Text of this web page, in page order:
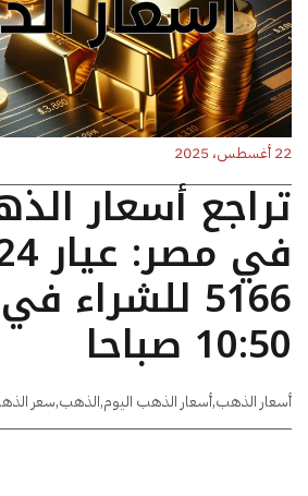
22 أغسطس، 2025
تراجع أسعار
5166
10:50 صباحا
أسعار الذهب,أسعار الذهب اليوم,الذهب,سعر